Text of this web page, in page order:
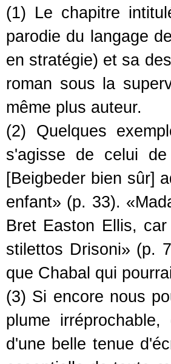
(1) Le chapitre
parodie du langage
en stratégie) et sa
roman sous la
même plus auteur.
(2) Quelques
s'agisse de celui
[Beigbeder bien sûr]
enfant» (p. 33).
Bret Easton Ellis,
stilettos Drisoni» (p.
que Chabal qui
(3) Si encore nous
plume
d'une belle tenue